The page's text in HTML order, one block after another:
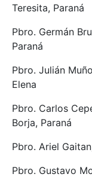
Teresita, Paraná
Pbro. Germán
Paraná
Pbro. Julián
Elena
Pbro. Carlos
Borja, Paraná
Pbro. Ariel
Pbro. Gustavo